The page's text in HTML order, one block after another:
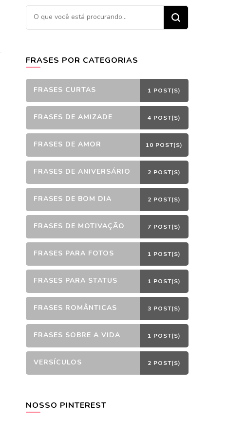
Procurando
algo?
FRASES POR CATEGORIAS
FRASES CURTAS 1 POST(S)
FRASES DE AMIZADE 4 POST(S)
FRASES DE AMOR 10 POST(S)
FRASES DE ANIVERSÁRIO 2 POST(S)
FRASES DE BOM DIA 2 POST(S)
FRASES DE MOTIVAÇÃO 7 POST(S)
FRASES PARA FOTOS 1 POST(S)
FRASES PARA STATUS 1 POST(S)
FRASES ROMÂNTICAS 3 POST(S)
FRASES SOBRE A VIDA 1 POST(S)
VERSÍCULOS 2 POST(S)
NOSSO PINTEREST